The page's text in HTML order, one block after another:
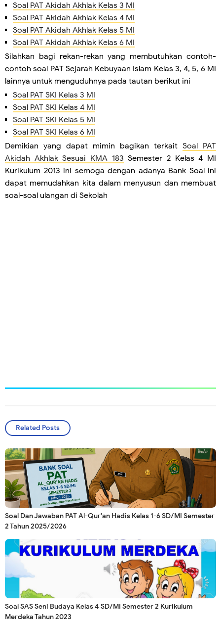
Soal PAT Akidah Akhlak Kelas 3 MI
Soal PAT Akidah Akhlak Kelas 4 MI
Soal PAT Akidah Akhlak Kelas 5 MI
Soal PAT Akidah Akhlak Kelas 6 MI
Silahkan bagi rekan-rekan yang membutuhkan contoh-
contoh soal PAT Sejarah Kebuyaan Islam Kelas 3, 4, 5, 6 MI
lainnya untuk menguduhnya pada tautan berikut ini
Soal PAT SKI Kelas 3 MI
Soal PAT SKI Kelas 4 MI
Soal PAT SKI Kelas 5 MI
Soal PAT SKI Kelas 6 MI
Demikian yang dapat mimin bagikan terkait Soal PAT
Akidah Akhlak Sesuai KMA 183 Semester 2 Kelas 4 MI
Kurikulum 2013 ini semoga dengan adanya Bank Soal ini
dapat memudahkan kita dalam menyusun dan membuat
soal-soal ulangan di Sekolah
Related Posts
Soal Dan Jawaban PAT Al-Qur'an Hadis Kelas 1-6 SD/MI Semester
2 Tahun 2025/2026
Soal SAS Seni Budaya Kelas 4 SD/MI Semester 2 Kurikulum
Merdeka Tahun 2023